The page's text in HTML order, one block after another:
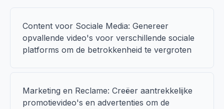
Content voor Sociale Media: Genereer
opvallende video's voor verschillende sociale
platforms om de betrokkenheid te vergroten
Marketing en Reclame: Creëer aantrekkelijke
promotievideo's en advertenties om de